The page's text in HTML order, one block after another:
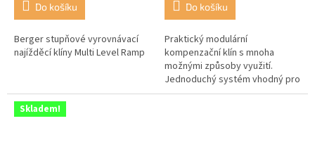
Do košíku
Berger stupňové vyrovnávací
najížděcí klíny Multi Level Ramp
Do košíku
Praktický modulární
kompenzační klín s mnoha
možnými způsoby využití.
Jednoduchý systém vhodný pro
každé vozidlo a každý povrch.
Skladem!